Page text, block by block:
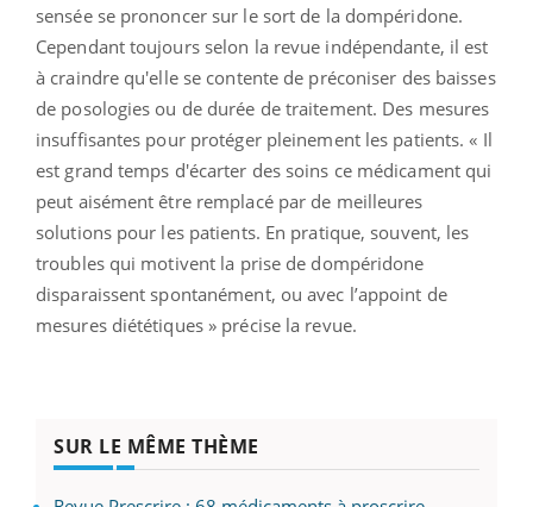
sensée se prononcer sur le sort de la dompéridone.
Cependant toujours selon la revue indépendante, il est
à craindre qu'elle se contente de préconiser des baisses
de posologies ou de durée de traitement. Des mesures
insuffisantes pour protéger pleinement les patients. « Il
est grand temps d'écarter des soins ce médicament qui
peut aisément être remplacé par de meilleures
solutions pour les patients. En pratique, souvent, les
troubles qui motivent la prise de dompéridone
disparaissent spontanément, ou avec l’appoint de
mesures diététiques » précise la revue.
SUR LE MÊME THÈME